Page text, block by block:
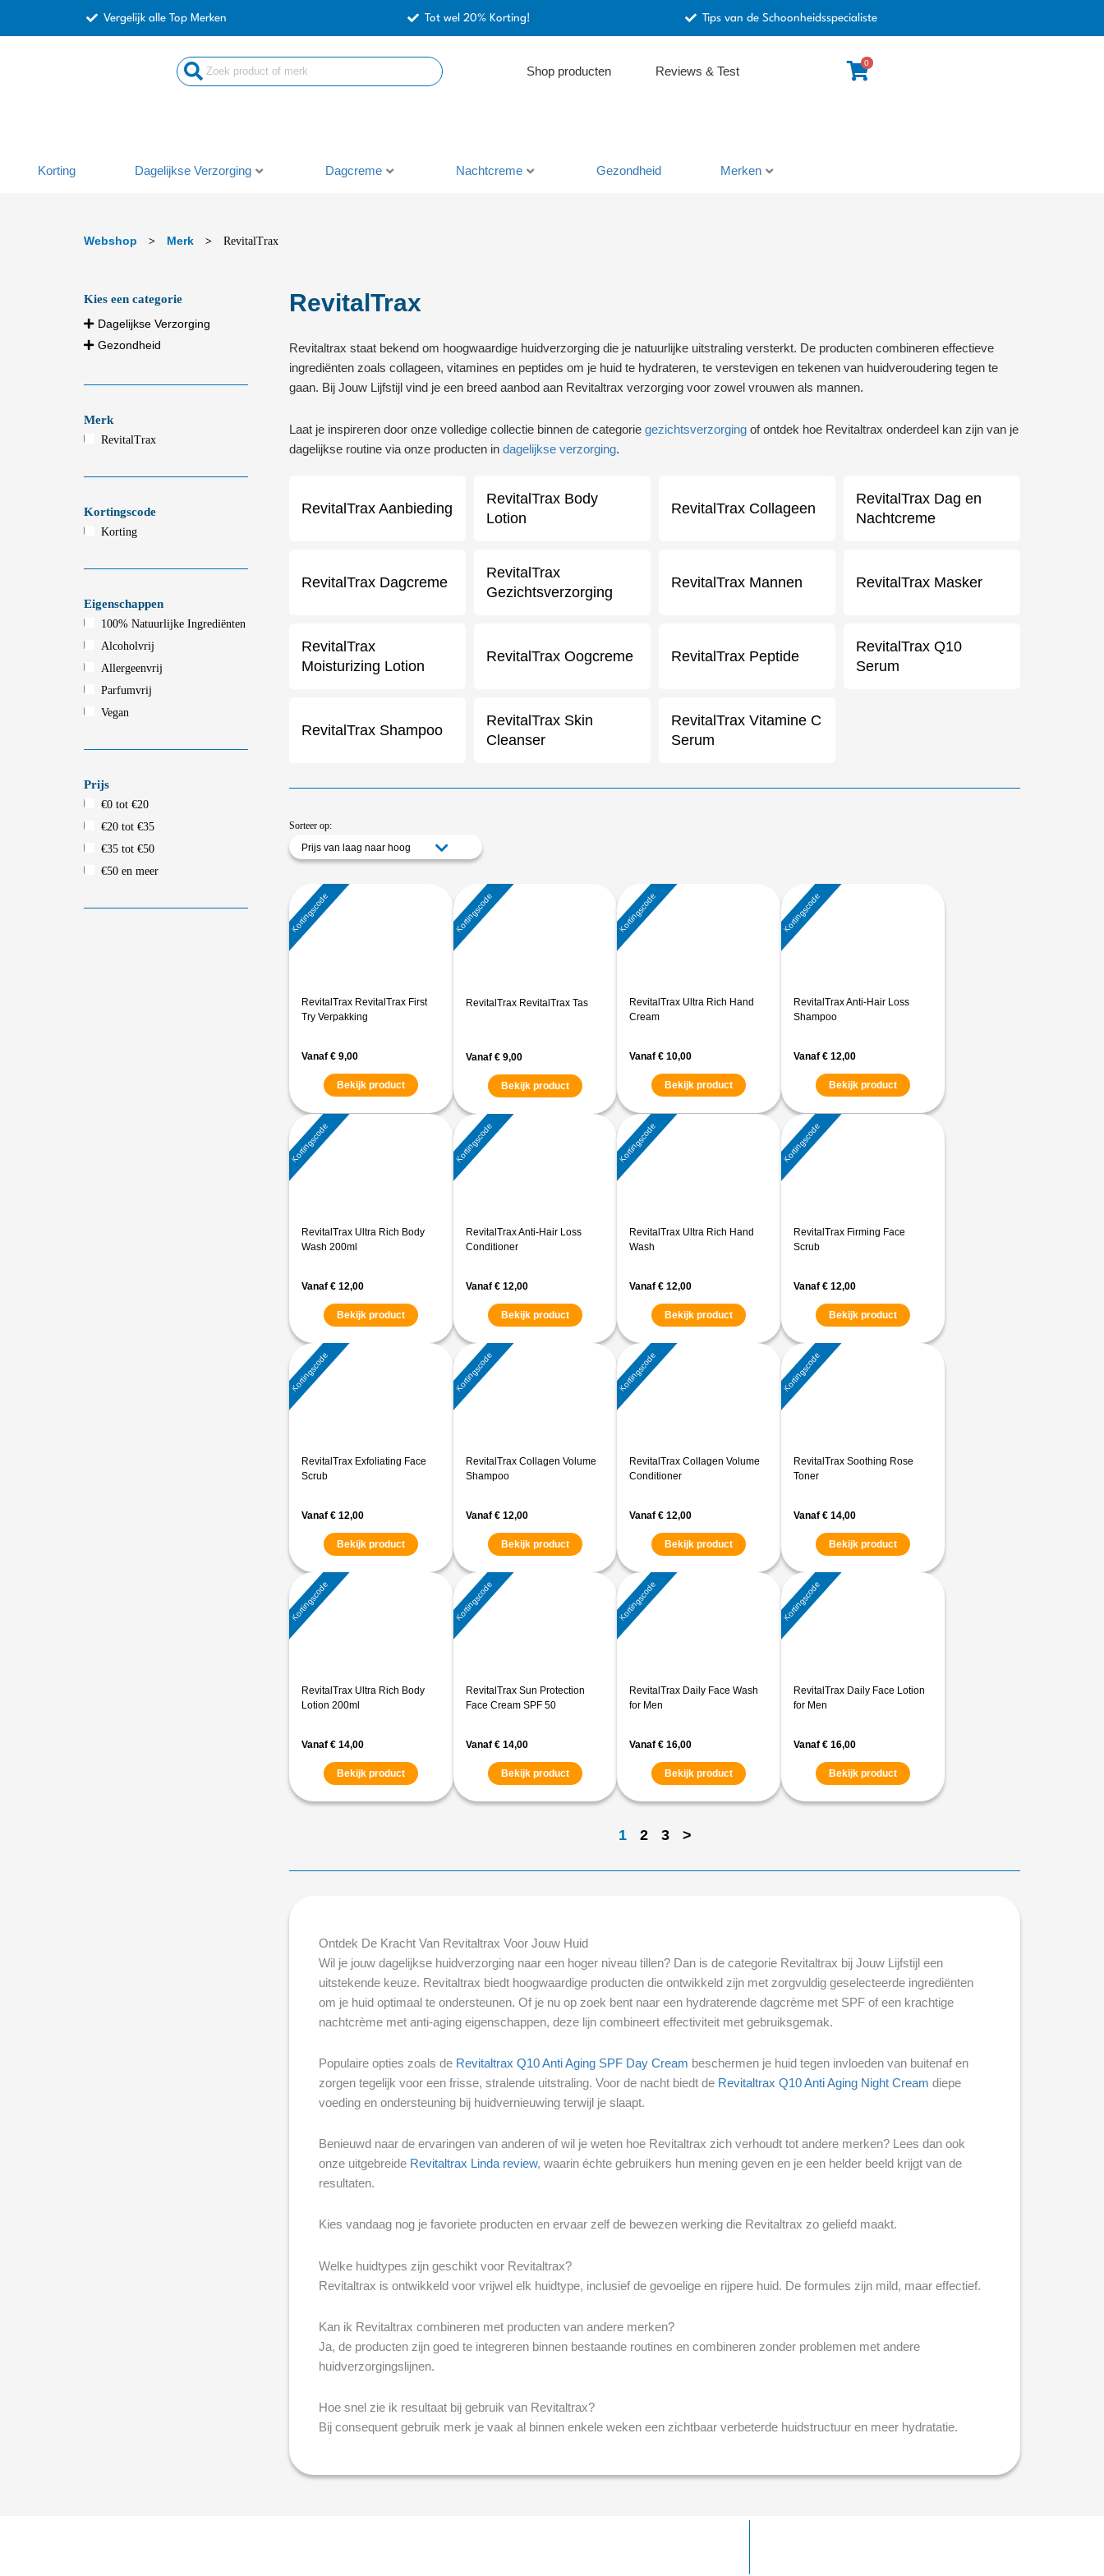
Vergelijk alle Top Merken Tot wel 20% Korting! Tips van de Schoonheidsspecialiste
Search
...
Shop producten Reviews & Test
0
Korting Dagelijkse Verzorging Dagcreme Nachtcreme Gezondheid Merken
Webshop > Merk > RevitalTrax
Kies een categorie
Dagelijkse Verzorging
Gezondheid
Merk
RevitalTrax
Kortingscode
Korting
Eigenschappen
100% Natuurlijke Ingrediënten
Alcoholvrij
Allergeenvrij
Parfumvrij
Vegan
Prijs
€0 tot €20
€20 tot €35
€35 tot €50
€50 en meer
RevitalTrax
Revitaltrax staat bekend om hoogwaardige huidverzorging die je natuurlijke uitstraling versterkt. De producten combineren effectieve
ingrediënten zoals collageen, vitamines en peptides om je huid te hydrateren, te verstevigen en tekenen van huidveroudering tegen te
gaan. Bij Jouw Lijfstijl vind je een breed aanbod aan Revitaltrax verzorging voor zowel vrouwen als mannen.
Laat je inspireren door onze volledige collectie binnen de categorie gezichtsverzorging of ontdek hoe Revitaltrax onderdeel kan zijn van je
dagelijkse routine via onze producten in dagelijkse verzorging.
RevitalTrax Aanbieding
RevitalTrax Body
Lotion
RevitalTrax Collageen
RevitalTrax Dag en
Nachtcreme
RevitalTrax Dagcreme
RevitalTrax
Gezichtsverzorging
RevitalTrax Mannen RevitalTrax Masker
RevitalTrax
Moisturizing Lotion
RevitalTrax Oogcreme RevitalTrax Peptide
RevitalTrax Q10
Serum
RevitalTrax Shampoo
RevitalTrax Skin
Cleanser
RevitalTrax Vitamine C
Serum
Sorteer op:
Prijs van laag naar hoog
RevitalTrax RevitalTrax First
Try Verpakking
Vanaf € 9,00
Bekijk product
Kortingscode
RevitalTrax RevitalTrax Tas
Vanaf €9,00
Bekijk product
Kortingscode
RevitalTrax Ultra Rich Hand
Cream
Vanaf € 10,00
Bekijk product
Kortingscode
RevitalTrax Anti-Hair Loss
Shampoo
Vanaf €12,00
Bekijk product
Kortingscode
RevitalTrax Ultra Rich Body
Wash 200ml
Vanaf € 12,00
Bekijk product
Kortingscode
RevitalTrax Anti-Hair Loss
Conditioner
Vanaf €12,00
Bekijk product
Kortingscode
RevitalTrax Ultra Rich Hand
Wash
Vanaf € 12,00
Bekijk product
Kortingscode
RevitalTrax Firming Face
Scrub
Vanaf €12,00
Bekijk product
Kortingscode
RevitalTrax Exfoliating Face
Scrub
Vanaf € 12,00
Bekijk product
Kortingscode
RevitalTrax Collagen Volume
Shampoo
Vanaf €12,00
Bekijk product
Kortingscode
RevitalTrax Collagen Volume
Conditioner
Vanaf € 12,00
Bekijk product
Kortingscode
RevitalTrax Soothing Rose
Toner
Vanaf €14,00
Bekijk product
Kortingscode
RevitalTrax Ultra Rich Body
Lotion 200ml
Vanaf € 14,00
Bekijk product
Kortingscode
RevitalTrax Sun Protection
Face Cream SPF 50
Vanaf €14,00
Bekijk product
Kortingscode
RevitalTrax Daily Face Wash
for Men
Vanaf € 16,00
Bekijk product
Kortingscode
RevitalTrax Daily Face Lotion
for Men
Vanaf €16,00
Bekijk product
Kortingscode
1 2 3 >
Ontdek De Kracht Van Revitaltrax Voor Jouw Huid
Wil je jouw dagelijkse huidverzorging naar een hoger niveau tillen? Dan is de categorie Revitaltrax bij Jouw Lijfstijl een
uitstekende keuze. Revitaltrax biedt hoogwaardige producten die ontwikkeld zijn met zorgvuldig geselecteerde ingrediënten
om je huid optimaal te ondersteunen. Of je nu op zoek bent naar een hydraterende dagcrème met SPF of een krachtige
nachtcrème met anti-aging eigenschappen, deze lijn combineert effectiviteit met gebruiksgemak.
Populaire opties zoals de Revitaltrax Q10 Anti Aging SPF Day Cream beschermen je huid tegen invloeden van buitenaf en
zorgen tegelijk voor een frisse, stralende uitstraling. Voor de nacht biedt de Revitaltrax Q10 Anti Aging Night Cream diepe
voeding en ondersteuning bij huidvernieuwing terwijl je slaapt.
Benieuwd naar de ervaringen van anderen of wil je weten hoe Revitaltrax zich verhoudt tot andere merken? Lees dan ook
onze uitgebreide Revitaltrax Linda review, waarin échte gebruikers hun mening geven en je een helder beeld krijgt van de
resultaten.
Kies vandaag nog je favoriete producten en ervaar zelf de bewezen werking die Revitaltrax zo geliefd maakt.
Welke huidtypes zijn geschikt voor Revitaltrax?
Revitaltrax is ontwikkeld voor vrijwel elk huidtype, inclusief de gevoelige en rijpere huid. De formules zijn mild, maar effectief.
Kan ik Revitaltrax combineren met producten van andere merken?
Ja, de producten zijn goed te integreren binnen bestaande routines en combineren zonder problemen met andere
huidverzorgingslijnen.
Hoe snel zie ik resultaat bij gebruik van Revitaltrax?
Bij consequent gebruik merk je vaak al binnen enkele weken een zichtbaar verbeterde huidstructuur en meer hydratatie.